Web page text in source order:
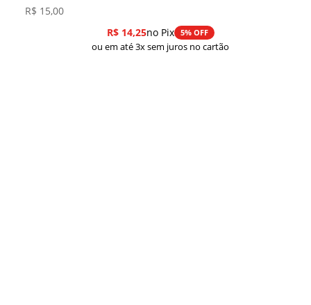
R$ 15,00
R$14,25no Pix 5% OFF
ou em até 3x sem juros no cartão